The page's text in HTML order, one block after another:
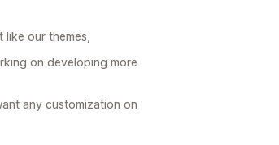
our themes,
on developing more
any customization on